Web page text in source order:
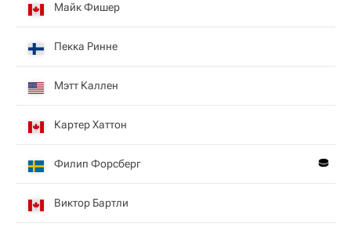
Майк Фишер
Пекка Ринне
Мэтт Каллен
Картер Хаттон
Филип Форсберг
Виктор Бартли